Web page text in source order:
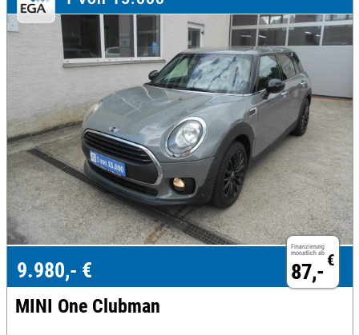
Finanzierung
monatlich ab €
87,-
9.980,- €
MINI One Clubman